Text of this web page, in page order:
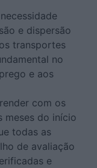
e dispersão
transportes
no
e aos
com os
meses do início
todas as
de avaliação
e